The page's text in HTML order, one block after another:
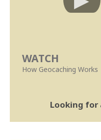
WATCH
How Geocaching Works
Looking for